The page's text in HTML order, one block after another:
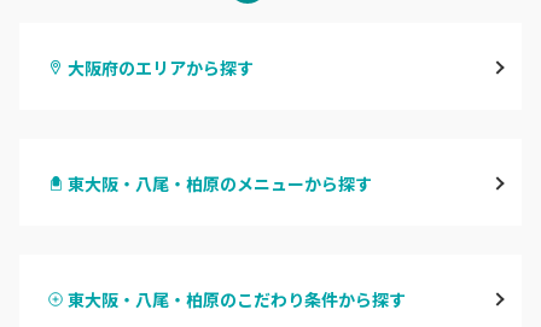
大阪府のエリアから探す
心斎橋・南船場・アメ村
東大阪・八尾・柏原のメニューから探す
ハンドスカルプ
東大阪・八尾・柏原のこだわり条件から探す